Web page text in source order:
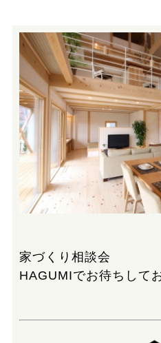
家づくり相談会
HAGUMIでお待ちして